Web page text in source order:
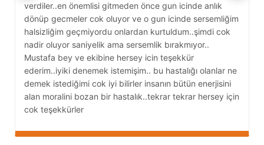
verdiler..en önemlisi gitmeden önce gun icinde anlık
dönüp gecmeler cok oluyor ve o gun icinde sersemliğim
halsizliğim geçmiyordu onlardan kurtuldum..şimdi cok
nadir oluyor saniyelik ama sersemlik bırakmıyor..
Mustafa bey ve ekibine hersey icin teşekkür
ederim..iyiki denemek istemişim.. bu hastalığı olanlar ne
demek istediğimi cok iyi bilirler insanın bütün enerjisini
alan moralini bozan bir hastalık..tekrar tekrar hersey için
cok teşekkürler